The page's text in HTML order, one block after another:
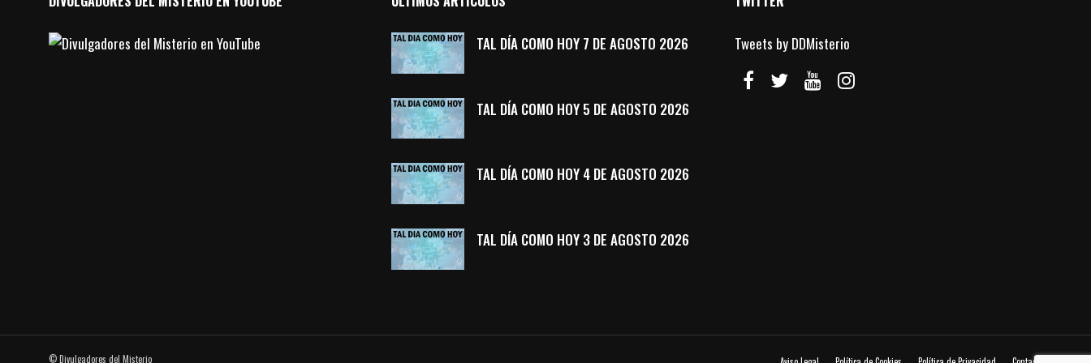
TAL DÍA COMO HOY 7 DE AGOSTO 2026
TAL DÍA COMO HOY 5 DE AGOSTO 2026
TAL DÍA COMO HOY 4 DE AGOSTO 2026
TAL DÍA COMO HOY 3 DE AGOSTO 2026
Tweets by DDMisterio
© Divulgadores del Misterio